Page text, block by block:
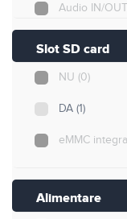
Audio IN/OUT
Slot SD card
NU (0)
DA (1)
eMMC
Alimentare